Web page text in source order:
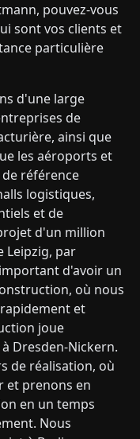
pouvez-vous
sont vos clients et
particulière
d'une large
de
ainsi que
les aéroports et
référence
logistiques,
et de
d'un million
Leipzig, par
d'avoir un
où nous
et
joue
Dresden-Nickern.
de réalisation, où
et prenons en
en un temps
Nous